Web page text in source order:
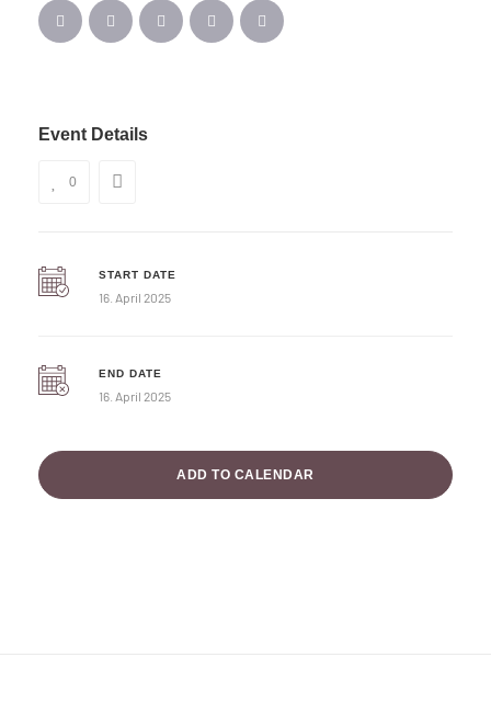
Event Details
0
START DATE
16. April 2025
END DATE
16. April 2025
ADD TO CALENDAR